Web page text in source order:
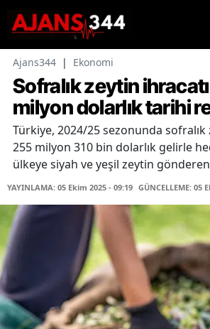
Ajans344 | Ekonomi
Sofralık zeytin
milyon dolarlık tarihi
Türkiye, 2024/25 sezonunda
255 milyon 310 bin dolarlık gelirle
ülkeye siyah ve yeşil zeytin
YAYINLAMA: 05 Ekim 2025 - 09:19 GÜNCELLEME: 05